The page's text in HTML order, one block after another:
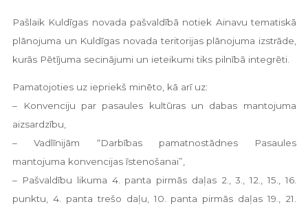
Pašlaik Kuldīgas novada pašvaldībā notiek Ainavu tematiskā
plānojuma un Kuldīgas novada teritorijas plānojuma izstrāde,
kurās Pētījuma secinājumi un ieteikumi tiks pilnībā integrēti.
Pamatojoties uz iepriekš minēto, kā arī uz:
– Konvenciju par pasaules kultūras un dabas mantojuma
aizsardzību,
– Vadlīnijām “Darbības pamatnostādnes Pasaules
mantojuma konvencijas īstenošanai”,
– Pašvaldību likuma 4. panta pirmās daļas 2., 3., 12., 15., 16.
punktu, 4. panta trešo daļu, 10. panta pirmās daļas 19., 21.